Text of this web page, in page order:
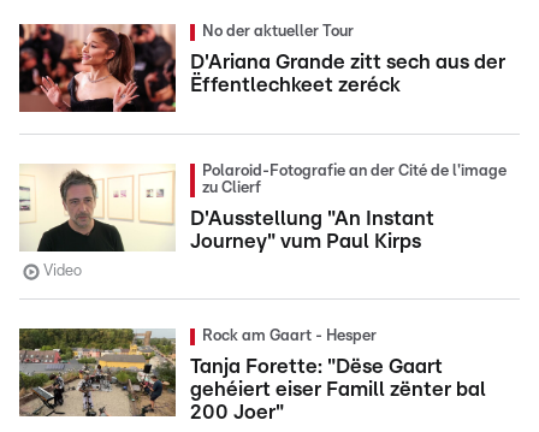
No der aktueller Tour
D'Ariana Grande zitt sech aus der
Ëffentlechkeet zeréck
Polaroid-Fotografie an der Cité de l'image
zu Clierf
D'Ausstellung "An Instant
Journey" vum Paul Kirps
Video
Rock am Gaart - Hesper
Tanja Forette: "Dëse Gaart
gehéiert eiser Famill zënter bal
200 Joer"